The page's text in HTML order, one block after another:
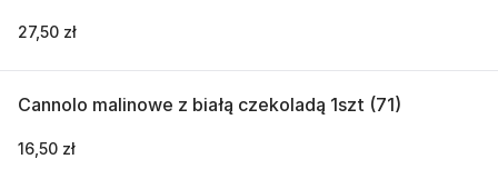
27,50 zł
Cannolo malinowe z białą czekoladą 1szt (71)
16,50 zł